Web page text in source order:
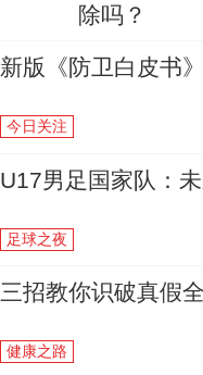
除吗？
新版《防卫白皮书
今日关注
U17男足国家队：
足球之夜
三招教你识破真假
健康之路